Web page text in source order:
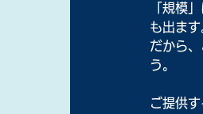
「規模
も出ます
だから
う。
ご提供